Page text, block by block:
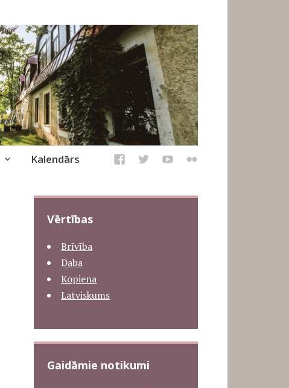
Kalendārs
Vērtības
Brīvība
Daba
Kopiena
Latviskums
Gaidāmie notikumi